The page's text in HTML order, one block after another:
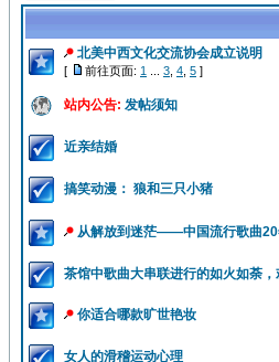
北美中西文化交流协会成立说明
[ 前往页面: 1 3 4 5 ]
站内公告: 发帖须知
近亲结婚
搞笑动漫： 狼和三只小猪
从解放到迷茫——中国流行歌曲20
茶馆中歌曲大串联进行的如火如荼
你适合哪款旷世艳妆
女人的滑稽运动心理